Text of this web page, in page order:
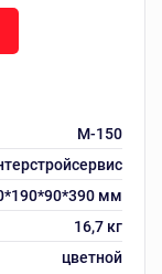
M-150
мм
16,7 кг
цветной